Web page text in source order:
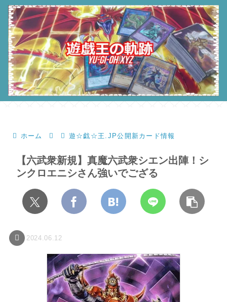
ホーム 遊☆戯☆王.JP公開新カード情報
【六武衆新規】真魔六武衆シエン出陣！シ
ンクロエニシさん強いでござる
2024.06.12